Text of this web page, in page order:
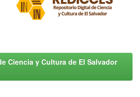
Ciencia y Cultura de El Salvador